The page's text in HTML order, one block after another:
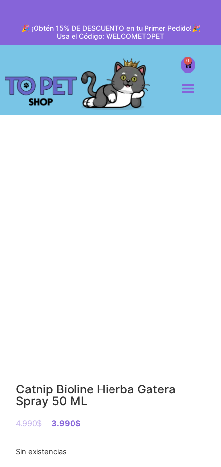
🎉 ¡Obtén 15% DE DESCUENTO en tu Primer Pedido!🎉
Usa el Código: WELCOMETOPET
0
Catnip Bioline Hierba Gatera
Spray 50 ML
4.990$ 3.990$
Sin existencias